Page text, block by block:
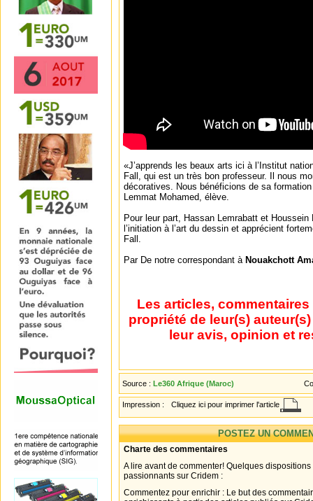
«J’apprends les beaux arts ici à l’Institut
Fall, qui est un très bon professeur. Il nous
décoratives. Nous bénéficions de sa
Lemmat Mohamed, élève.
Pour leur part, Hassan Lemrabatt et
l’initiation à l’art du dessin et apprécient
Fall.
Par De notre correspondant à Nouakchott
Les articles,
propriété de leur(s)
leur avis, opinion et
Source : Le360 Afrique (Maroc)
Impression : Cliquez ici pour imprimer l'article
POSTEZ UN
Charte des commentaires
A lire avant de commenter! Quelques
passionnants sur Cridem :
Commentez pour enrichir : Le but des